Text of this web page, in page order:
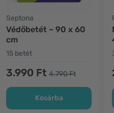
Septona
Védőbetét – 90 x 60
cm
15 betét
3.990 Ft 4.790 Ft
Kosárba